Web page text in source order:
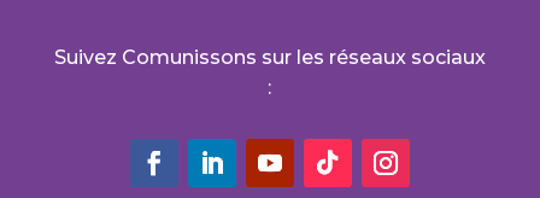
Suivez Comunissons sur les réseaux sociaux
: